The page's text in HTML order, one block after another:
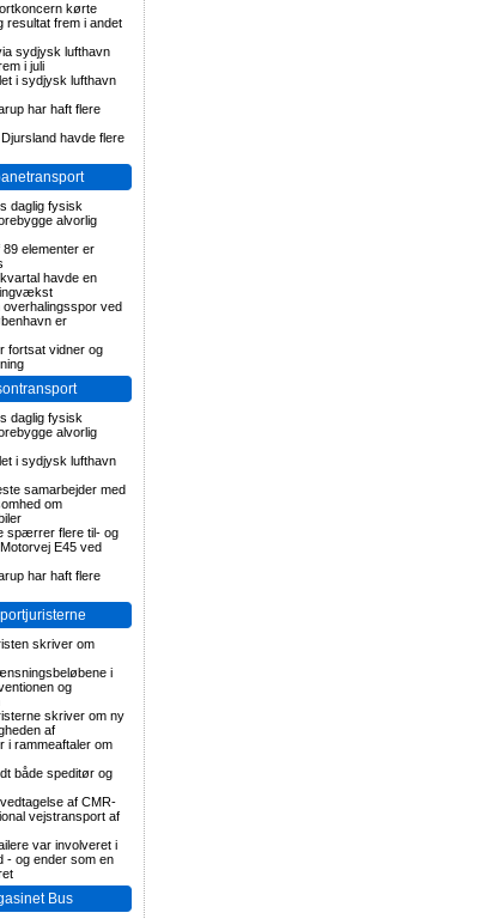
kørte
resultat frem i andet
sydjysk lufthavn
i juli
i sydjysk lufthavn
har haft flere
havde flere
daglig fysisk
alvorlig
89 elementer er
havde en
overhalingsspor ved
er
fortsat vidner og
daglig fysisk
alvorlig
i sydjysk lufthavn
samarbejder med
om
spærrer flere til- og
E45 ved
har haft flere
skriver om
i
og
skriver om ny
af
i rammeaftaler om
både speditør og
af CMR-
vejstransport af
var involveret i
- og ender som en
Bus